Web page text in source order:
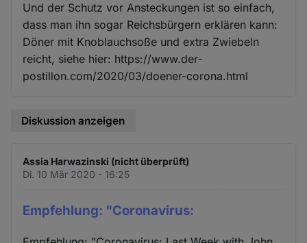
Und der Schutz vor Ansteckungen ist so einfach,
dass man ihn sogar Reichsbürgern erklären kann:
Döner mit Knoblauchsoße und extra Zwiebeln
reicht, siehe hier: https://www.der-
postillon.com/2020/03/doener-corona.html
Diskussion anzeigen
Assia Harwazinski (nicht überprüft)
Di. 10 Mär 2020 - 16:25
Empfehlung: "Coronavirus: